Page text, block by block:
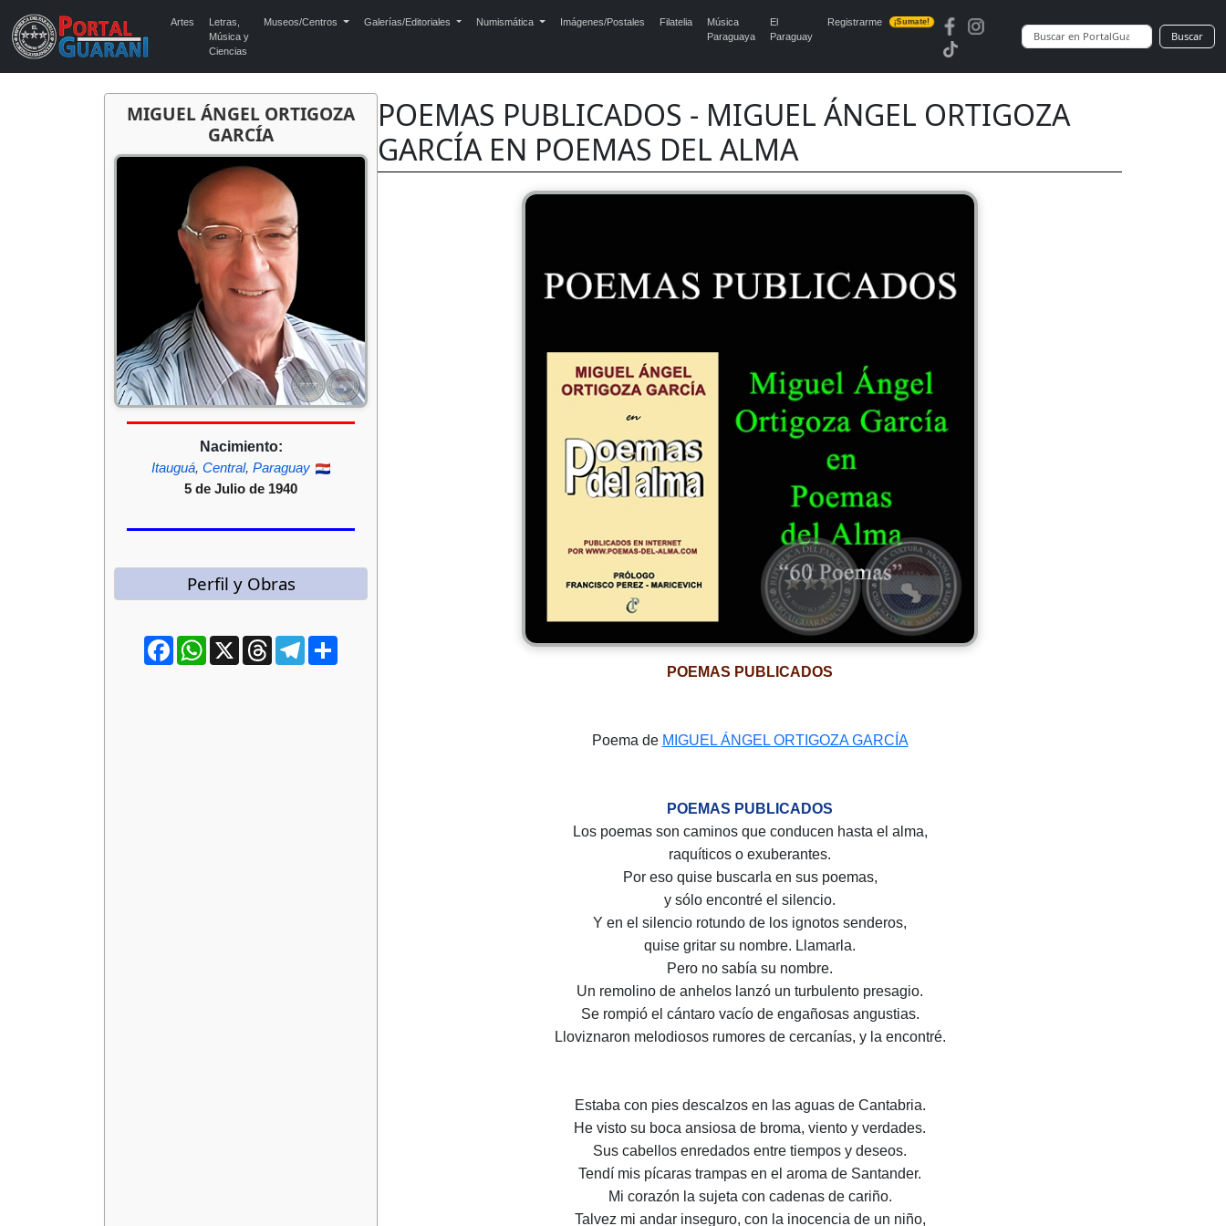
Artes
Letras,
Música y
Ciencias
Museos/Centros Galerías/Editoriales Numismática Imágenes/Postales Filatelia
Música
Paraguaya
El
Paraguay
Registrarme ¡Sumate!
Buscar
MIGUEL ÁNGEL ORTIGOZA
GARCÍA
Nacimiento:
Itauguá, Central, Paraguay
5 de Julio de 1940
Perfil y Obras
FacebookWhatsApp
X ThreadsTelegram
POEMAS PUBLICADOS - MIGUEL ÁNGEL ORTIGOZA
GARCÍA EN POEMAS DEL ALMA
POEMAS PUBLICADOS
Poema de MIGUEL ÁNGEL ORTIGOZA GARCÍA
POEMAS PUBLICADOS
Los poemas son caminos que conducen hasta el alma,
raquíticos o exuberantes.
Por eso quise buscarla en sus poemas,
y sólo encontré el silencio.
Y en el silencio rotundo de los ignotos senderos,
quise gritar su nombre. Llamarla.
Pero no sabía su nombre.
Un remolino de anhelos lanzó un turbulento presagio.
Se rompió el cántaro vacío de engañosas angustias.
Lloviznaron melodiosos rumores de cercanías, y la encontré.
Estaba con pies descalzos en las aguas de Cantabria.
He visto su boca ansiosa de broma, viento y verdades.
Sus cabellos enredados entre tiempos y deseos.
Tendí mis pícaras trampas en el aroma de Santander.
Mi corazón la sujeta con cadenas de cariño.
Talvez mi andar inseguro, con la inocencia de un niño,